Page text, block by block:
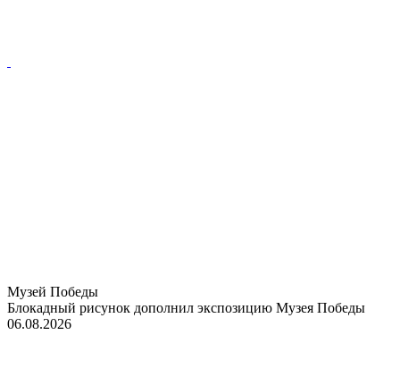
Музей Победы
Блокадный рисунок дополнил экспозицию Музея Победы
06.08.2026